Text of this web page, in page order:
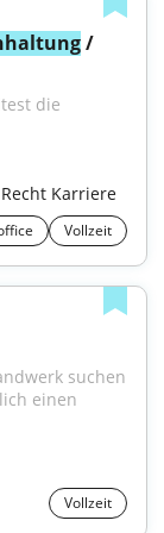
/
Karriere
Vollzeit
suchen
Vollzeit